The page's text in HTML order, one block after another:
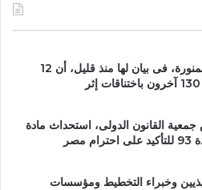
أعلنت إمارة منطقة المدينة المنورة، فى بيان لها منذ قليل، أن 12
القانون الدولى، استحداث مادة
وخبراء التخطيط ومؤسسات